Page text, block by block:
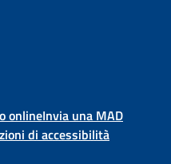
onlineInvia una MAD
di accessibilità